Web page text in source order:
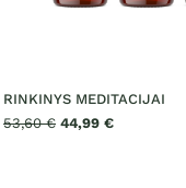
RINKINYS MEDITACIJAI
53,60€ 44,99 €